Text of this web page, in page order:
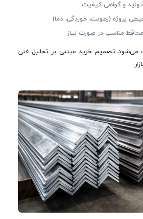
تولید و گواهی کیفیت
پروژه (رطوبت، خوردگی، دما)
مناسب در صورت نیاز
می‌شود تصمیم خرید مبتنی بر تحلیل فنی